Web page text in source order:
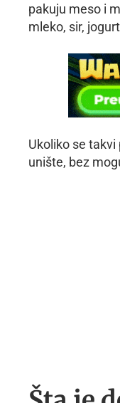
pakuju meso i
mleko, sir,
Ukoliko se
unište, bez